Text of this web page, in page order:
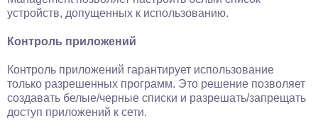
устройств, допущенных к использованию.
Контроль приложений
Контроль приложений гарантирует использование
только разрешенных программ. Это решение позволяет
создавать белые/черные списки и разрешать/запрещать
доступ приложений к сети.